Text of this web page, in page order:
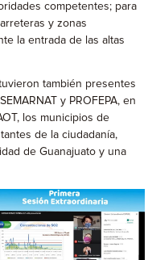
competentes; para
y zonas
la entrada de las altas
también presentes
y PROFEPA, en
los municipios de
de la ciudadanía,
de Guanajuato y una